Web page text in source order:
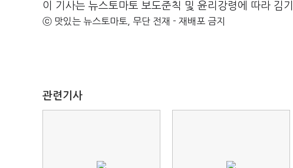
이 기사는 뉴스토마토 보도준칙 및 윤리강령에 따라 김
ⓒ 맛있는 뉴스토마토, 무단 전재 - 재배포 금지
관련기사